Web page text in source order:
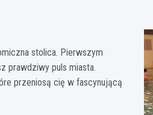
stolica. Pierwszym
prawdziwy puls miasta.
przeniosą cię w fascynującą